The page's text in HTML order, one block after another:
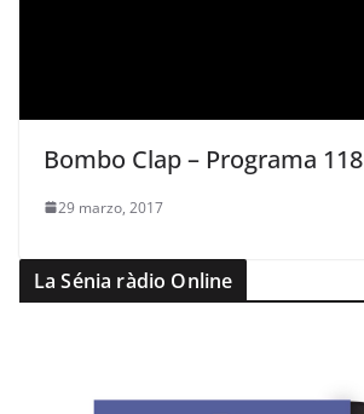
Bombo Clap – Programa 118
29 marzo, 2017
La Sénia ràdio Online